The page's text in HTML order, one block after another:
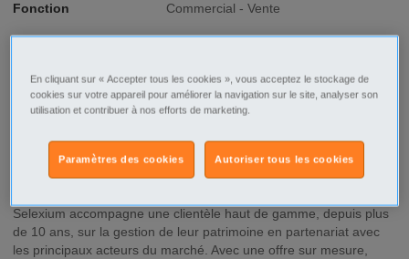
Fonction Commercial - Vente
Type d'emploi Temps plein
Description
Selexium accompagne une clientèle haut de gamme, depuis plus
de 10 ans, sur la gestion de leur patrimoine en partenariat avec
les principaux acteurs du marché. Avec une offre sur mesure,
En cliquant sur « Accepter tous les cookies », vous acceptez le stockage de
cookies sur votre appareil pour améliorer la navigation sur le site, analyser son
utilisation et contribuer à nos efforts de marketing.
Autoriser tous les cookies
Paramètres des cookies